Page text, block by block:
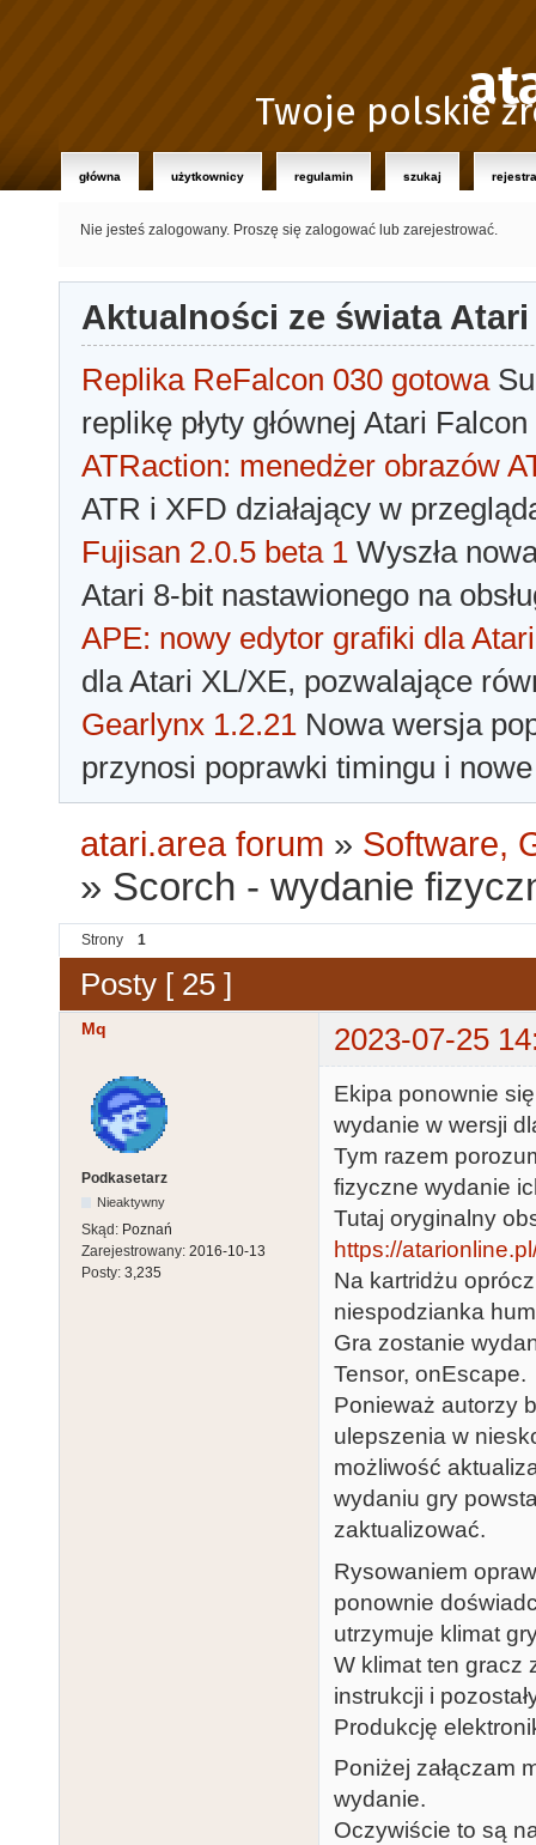
Twoje polskie
główna użytkownicy regulamin szukaj
Nie jesteś zalogowany. Proszę się zalogować lub zarejestrować.
Aktualności ze świata Atari
Replika ReFalcon 030 gotowa
replikę płyty głównej Atari
ATRaction: menedżer obrazów
ATR i XFD działający w
Fujisan 2.0.5 beta 1 Wyszła
Atari 8-bit nastawionego na
APE: nowy edytor grafiki dla Atari
dla Atari XL/XE, pozwalające
Gearlynx 1.2.21 Nowa wersja
przynosi poprawki timingu i
atari.area forum » Software,
» Scorch - wydanie
Strony 1
Posty [ 25 ]
Mq 2023-07-25
Podkasetarz
Nieaktywny
Skąd: Poznań
Zarejestrowany: 2016-10-13
Posty: 3,235
Ekipa ponownie
wydanie w wersji
Tym razem
fizyczne wydanie
Tutaj oryginalny
https://
Na kartridżu
niespodzianka
Gra zostanie
Tensor, onEscape.
Ponieważ autorzy
ulepszenia w
możliwość
wydaniu gry
zaktualizować.
Rysowaniem
ponownie
utrzymuje klimat
W klimat ten gracz
instrukcji i
Produkcję
Poniżej załączam
wydanie.
Oczywiście to są